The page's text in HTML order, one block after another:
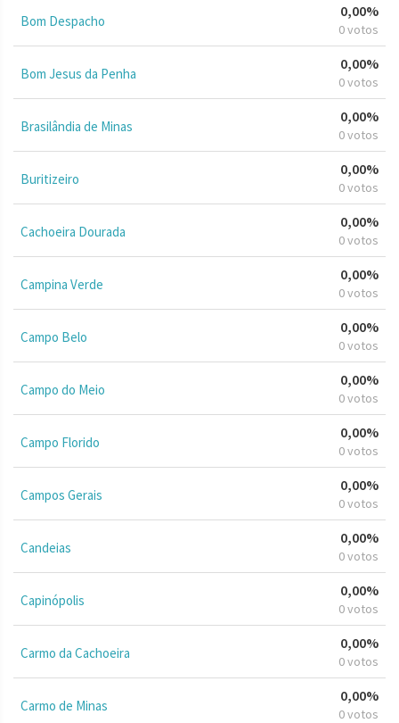
Bom Despacho
0,00%
0 votos
Bom Jesus da Penha
0,00%
0 votos
Brasilândia de Minas
0,00%
0 votos
Buritizeiro
0,00%
0 votos
Cachoeira Dourada
0,00%
0 votos
Campina Verde
0,00%
0 votos
Campo Belo
0,00%
0 votos
Campo do Meio
0,00%
0 votos
Campo Florido
0,00%
0 votos
Campos Gerais
0,00%
0 votos
Candeias
0,00%
0 votos
Capinópolis
0,00%
0 votos
Carmo da Cachoeira
0,00%
0 votos
Carmo de Minas
0,00%
0 votos